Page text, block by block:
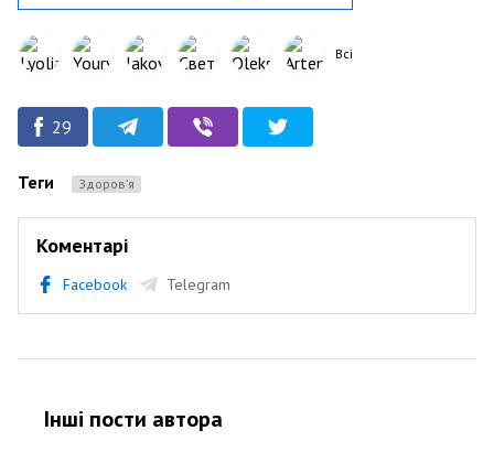
Всі
29
Теги Здоров’я
Коментарі
Facebook Telegram
Інші пости автора